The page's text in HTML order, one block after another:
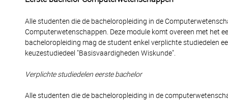
Alle studenten die de bacheloropleiding in de
Computerwetenschappen. Deze module komt overeen met het
bacheloropleiding mag de student enkel verplichte studiedelen
keuzestudiedeel "Basisvaardigheden Wiskunde".
Verplichte studiedelen eerste bachelor
Alle studenten die de bacheloropleiding in de